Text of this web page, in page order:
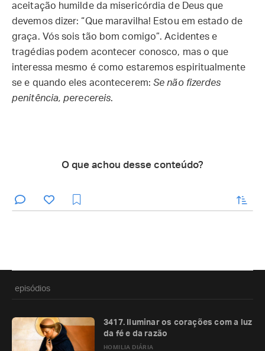
aceitação humilde da misericórdia de Deus que
devemos dizer: “Que maravilha! Estou em estado de
graça. Vós sois tão bom comigo”. Acidentes e
tragédias podem acontecer conosco, mas o que
interessa mesmo é como estaremos espiritualmente
se e quando eles acontecerem:Se não fizerdes
penitência, perecereis.
O que achou desse conteúdo?
enviar
episódios
HOMILIA DIÁRIA
3417. Iluminar os corações com a luz
da fé e da razão